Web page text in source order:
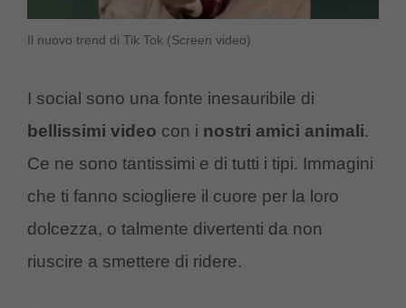
Il nuovo trend di Tik Tok (Screen video)
I social sono una fonte inesauribile di
bellissimi video con i nostri amici animali.
Ce ne sono tantissimi e di tutti i tipi. Immagini
che ti fanno sciogliere il cuore per la loro
dolcezza, o talmente divertenti da non
riuscire a smettere di ridere.